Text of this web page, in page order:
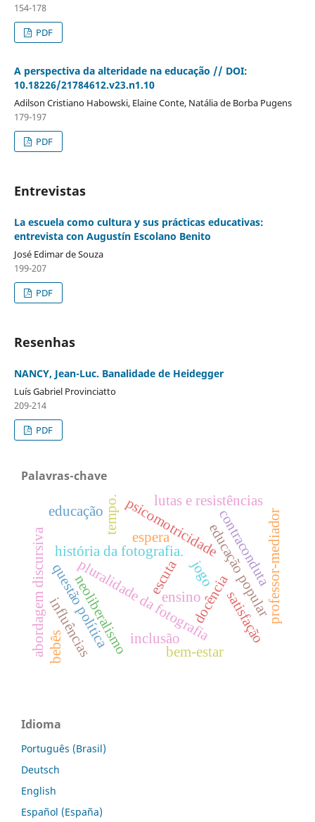
154-178
PDF
A perspectiva da alteridade na educação // DOI:
10.18226/21784612.v23.n1.10
Adilson Cristiano Habowski, Elaine Conte, Natália de Borba Pugens
179-197
PDF
Entrevistas
La escuela como cultura y sus prácticas educativas:
entrevista con Augustín Escolano Benito
José Edimar de Souza
199-207
PDF
Resenhas
NANCY, Jean-Luc. Banalidade de Heidegger
Luís Gabriel Provinciatto
209-214
PDF
Palavras-chave
pluralidade da fotografia
história da fotografia.
escuta jogo
espera
psicomotricidadeeducação popular
questão política
lutas e resistências
docência
neoliberalismo
contraconduta
tempo.
abordagem discursiva
inclusão
bem-estar
satisfação
educação professor-mediador
ensino
influências
bebês
Idioma
Português (Brasil)
Deutsch
English
Español (España)